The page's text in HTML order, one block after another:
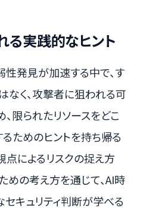
る実践的なヒント
性発見が加速する中で、す
なく、攻撃者に狙われる可
限られたリソースをどこ
ためのヒントを持ち帰る
点によるリスクの捉え方
めの考え方を通じて、AI時
キュリティ判断が学べる